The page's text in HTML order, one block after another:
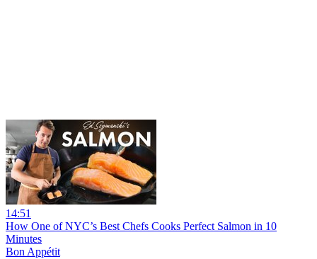
14:51
How One of NYC’s Best Chefs Cooks Perfect Salmon in 10
Minutes
Bon Appétit